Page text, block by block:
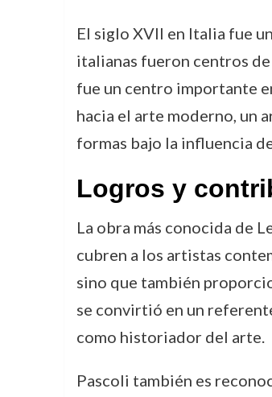
El siglo XVII en Italia fue
italianas fueron centros
fue un centro importante
hacia el arte moderno, un
formas bajo la influencia
Logros y
La obra más conocida de
cubren a los artistas
sino que también
se convirtió en un
como historiador del arte.
Pascoli también es